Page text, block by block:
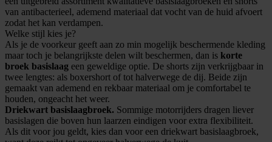
van antibacterieel, ademend materiaal dat vocht van de huid afvoert
zodat het kan verdampen.
Welke stijl kies je?
Als je de voorkeur geeft aan zo min mogelijk beschermende kleding
maar toch je belangrijkste delen wilt beschermen, dan is korte
broek basislaag een geweldige optie. De shorts zijn verkrijgbaar in
twee lengtes: als boxershort of tot halverwege de dij. Beide zijn
gemaakt van ademend en rekbaar materiaal om je comfortabel te
houden, ongeacht het weer.
Driekwart basislaagbroek. Sommige motorrijders dragen liever
basislagen die boven hun laarzen eindigen voor extra flexibiliteit.
Als dit voor jou geldt, kies dan voor een driekwart basislaagbroek,